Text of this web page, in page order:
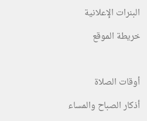
البنرات الإعلانية
خريطة الموقع
أوقات الصلاة
أذكار الصباح والمساء